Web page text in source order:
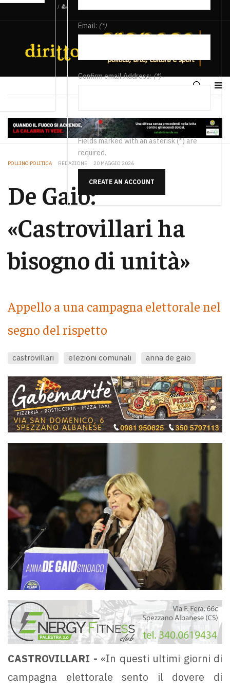
/
Email: (*)
Confirm email Address:(*)
Fields marked with an asterisk (*) are
required.
CREATE AN ACCOUNT
POLLINO POLITICA REDAZIONE 20 MAGGIO 2026
De Gaio:
«Castrovillari ha
bisogno di unità»
Appello a una campagna elettorale nel
segno del rispetto
castrovillari elezioni comunali anna de gaio
CASTROVILLARI - «In questi ultimi giorni di
campagna elettorale sento il dovere di